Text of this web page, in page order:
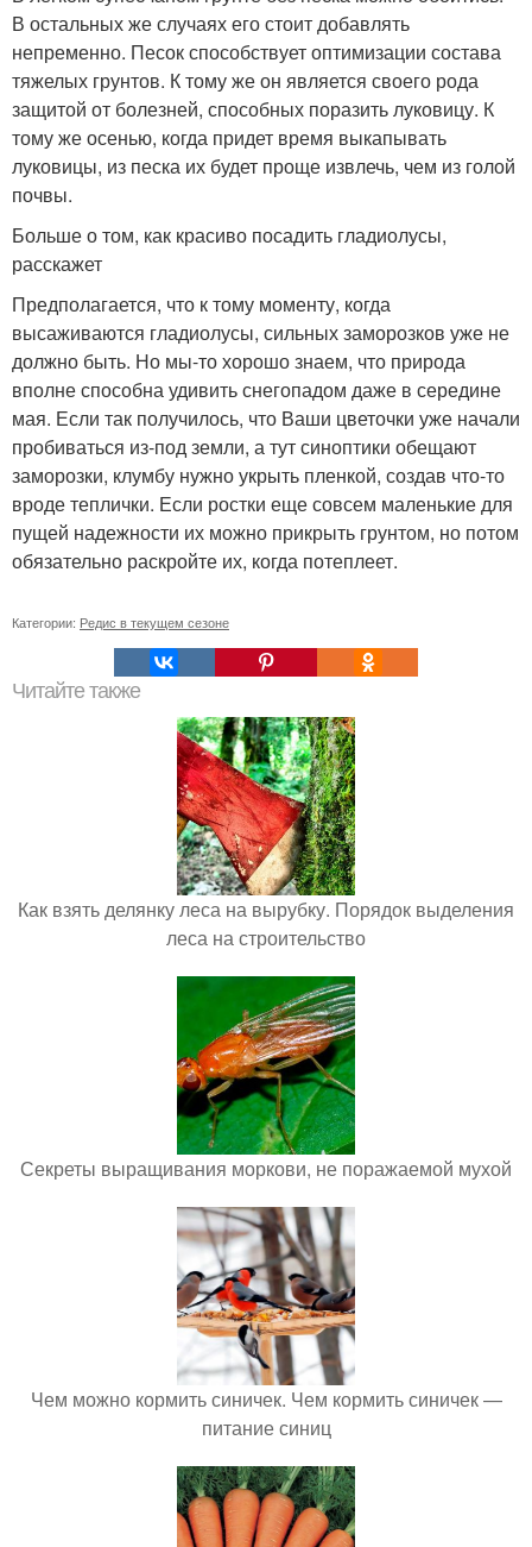
В остальных же случаях его стоит добавлять
непременно. Песок способствует оптимизации состава
тяжелых грунтов. К тому же он является своего рода
защитой от болезней, способных поразить луковицу. К
тому же осенью, когда придет время выкапывать
луковицы, из песка их будет проще извлечь, чем из голой
почвы.
Больше о том, как красиво посадить гладиолусы,
расскажет
Предполагается, что к тому моменту, когда
высаживаются гладиолусы, сильных заморозков уже не
должно быть. Но мы-то хорошо знаем, что природа
вполне способна удивить снегопадом даже в середине
мая. Если так получилось, что Ваши цветочки уже начали
пробиваться из-под земли, а тут синоптики обещают
заморозки, клумбу нужно укрыть пленкой, создав что-то
вроде теплички. Если ростки еще совсем маленькие для
пущей надежности их можно прикрыть грунтом, но потом
обязательно раскройте их, когда потеплеет.
Категории: Редис в текущем сезоне
Читайте также
Как взять делянку леса на вырубку. Порядок выделения
леса на строительство
Секреты выращивания моркови, не поражаемой мухой
Чем можно кормить синичек. Чем кормить синичек —
питание синиц